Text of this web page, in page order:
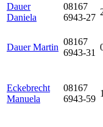
Dauer
Daniela
08167
6943-27
Dauer Martin
08167
6943-31
Eckebrecht
Manuela
08167
6943-59